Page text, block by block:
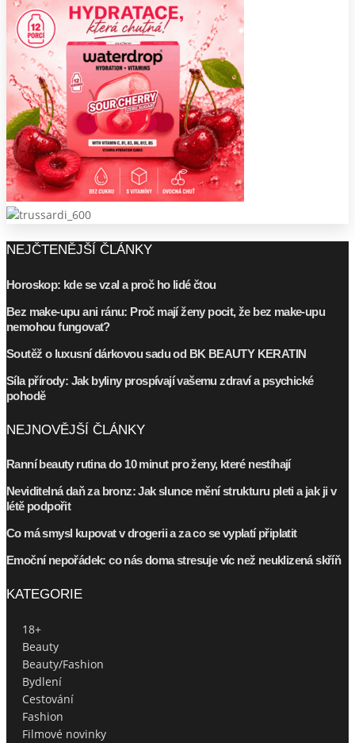
NEJČTENĚJŠÍ ČLÁNKY
Horoskop: kde se vzal a proč ho lidé čtou
Bez make-upu ani ránu: Proč mají ženy pocit, že bez make-upu
nemohou fungovat?
Soutěž o luxusní dárkovou sadu od BK BEAUTY KERATIN
Síla přírody: Jak byliny prospívají vašemu zdraví a psychické
pohodě
NEJNOVĚJŠÍ ČLÁNKY
Ranní beauty rutina do 10 minut pro ženy, které nestíhají
Neviditelná daň za bronz: Jak slunce mění strukturu pleti a jak ji v
létě podpořit
Co má smysl kupovat v drogerii a za co se vyplatí připlatit
Emoční nepořádek: co nás doma stresuje víc než neuklizená skříň
KATEGORIE
18+
Beauty
Beauty/Fashion
Bydlení
Cestování
Fashion
Filmové novinky